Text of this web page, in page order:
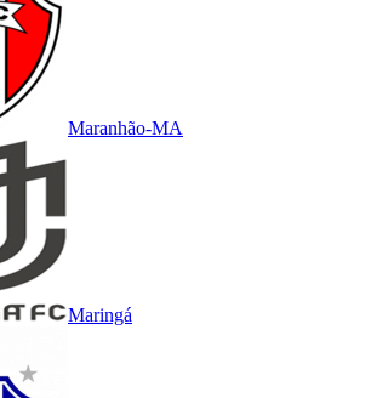
Maranhão-MA
Maringá